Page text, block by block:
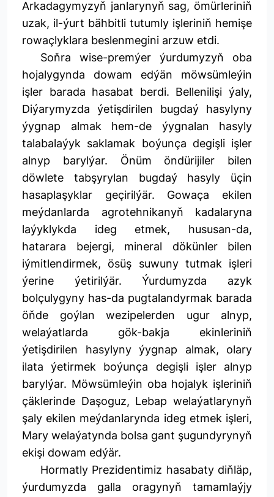
Arkadagymyzyň janlarynyň sag, ömürleriniň
uzak, il-ýurt bähbitli tutumly işleriniň hemişe
rowaçlyklara beslenmegini arzuw etdi.
Soňra wise-premýer ýurdumyzyň oba
hojalygynda dowam edýän möwsümleýin
işler barada hasabat berdi. Bellenilişi ýaly,
Diýarymyzda ýetişdirilen bugdaý hasylyny
ýygnap almak hem-de ýygnalan hasyly
talabalaýyk saklamak boýunça degişli işler
alnyp barylýar. Önüm öndürijiler bilen
döwlete tabşyrylan bugdaý hasyly üçin
hasaplaşyklar geçirilýär. Gowaça ekilen
meýdanlarda agrotehnikanyň kadalaryna
laýyklykda ideg etmek, hususan-da,
hatarara bejergi, mineral dökünler bilen
iýmitlendirmek, ösüş suwuny tutmak işleri
ýerine ýetirilýär. Ýurdumyzda azyk
bolçulygyny has-da pugtalandyrmak barada
öňde goýlan wezipelerden ugur alnyp,
welaýatlarda gök-bakja ekinleriniň
ýetişdirilen hasylyny ýygnap almak, olary
ilata ýetirmek boýunça degişli işler alnyp
barylýar. Möwsümleýin oba hojalyk işleriniň
çäklerinde Daşoguz, Lebap welaýatlarynyň
şaly ekilen meýdanlarynda ideg etmek işleri,
Mary welaýatynda bolsa gant şugundyrynyň
ekişi dowam edýär.
Hormatly Prezidentimiz hasabaty diňläp,
ýurdumyzda galla oragynyň tamamlaýjy